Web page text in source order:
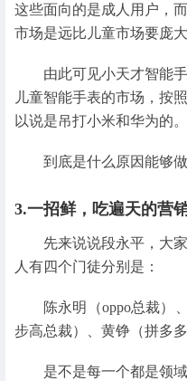
这些面向的是成人用户，
市场是远比儿童市场要庞大
由此可见小天才智能
儿童智能手表的市场，按
以说是吊打小米和华为的。
到底是什么原因能够
3.一招鲜，吃遍天的营
先来说说段永平，大
人有四个门徒分别是：
陈永明（oppo总裁）
步高总裁）、黄铮（拼多多
是不是每一个都是领